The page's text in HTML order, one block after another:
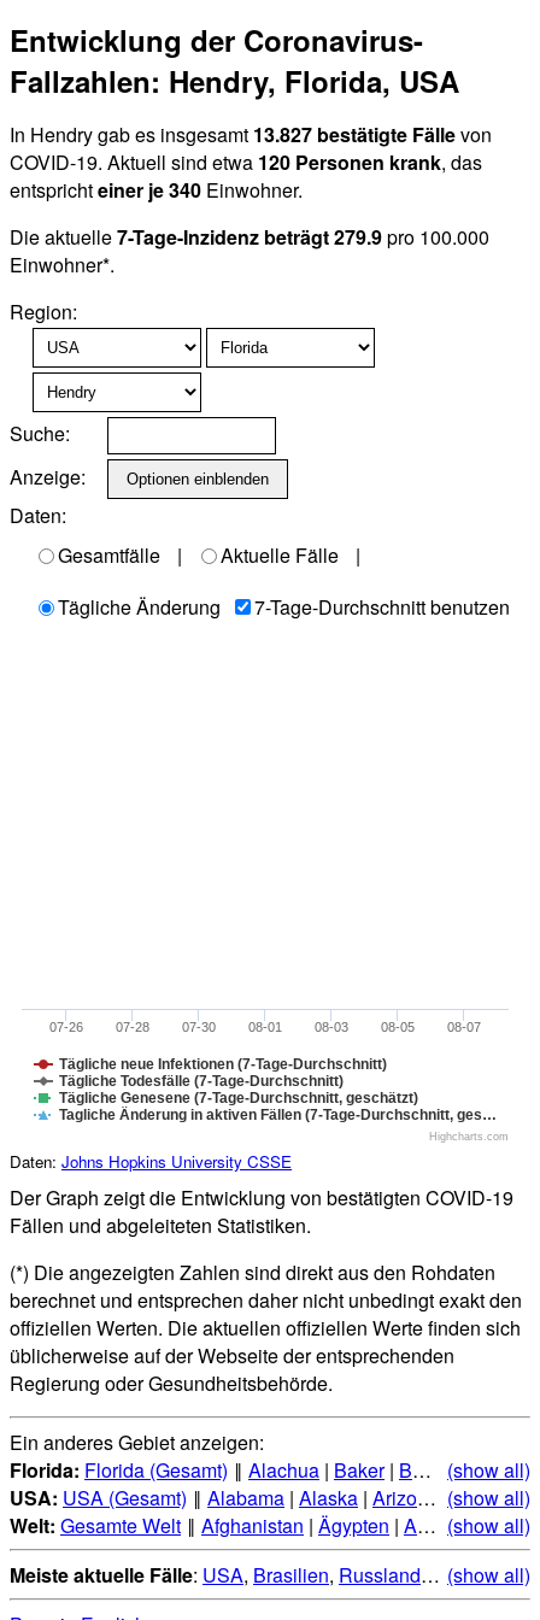
Entwicklung der Coronavirus-
Fallzahlen: Hendry, Florida, USA
In Hendry gab es insgesamt 13.827 bestätigte Fällevon
COVID-19. Aktuell sind etwa 120 Personen krank, das
entsprichteiner je 340 Einwohner.
Die aktuelle7-Tage-Inzidenz beträgt 279.9pro 100.000
Einwohner*.
Region:
Suche:
Anzeige:
Daten:
Gesamtfälle
| Aktuelle Fälle
|
Tägliche Änderung
7-Tage-Durchschnitt benutzen
Tägliche neue Infektionen (7-Tage-Durchschnitt)
Tägliche Todesfälle (7-Tage-Durchschnitt)
Tägliche Genesene (7-Tage-Durchschnitt, geschätzt)
Tagliche Änderung in aktiven Fällen (7-Tage-Durchschnitt, ges…
07-26 07-28 07-30 08-01 08-03 08-05 08-07
Highcharts.com
Daten: Johns Hopkins University CSSE
Der Graph zeigt die Entwicklung von bestätigten COVID-19
Fällen und abgeleiteten Statistiken.
(*) Die angezeigten Zahlen sind direkt aus den Rohdaten
berechnet und entsprechen daher nicht unbedingt exakt den
offiziellen Werten. Die aktuellen offiziellen Werte finden sich
üblicherweise auf der Webseite der entsprechenden
Regierung oder Gesundheitsbehörde.
Ein anderes Gebiet anzeigen:
Florida: Florida (Gesamt) ‖ Alachua | Baker| Bay Bradford|
(show all)
USA: USA (Gesamt) ‖ Alabama | Alaska | Arizona |Arkansas
(show all)
Welt: Gesamte Welt ‖ Afghanistan | Ägypten | Albanien |
(show all)
Meiste aktuelle Fälle: USA, Brasilien, Russland,Indien,
(show all)